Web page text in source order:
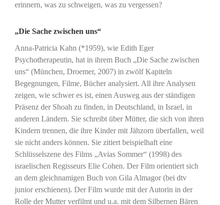
erinnern, was zu schweigen, was zu vergessen?
„Die Sache zwischen uns“
Anna-Patricia Kahn (*1959), wie Edith Eger
Psychotherapeutin, hat in ihrem Buch „Die Sache zwischen
uns“ (München, Droemer, 2007) in zwölf Kapiteln
Begegnungen, Filme, Bücher analysiert. All ihre Analysen
zeigen, wie schwer es ist, einen Ausweg aus der ständigen
Präsenz der Shoah zu finden, in Deutschland, in Israel, in
anderen Ländern. Sie schreibt über Mütter, die sich von ihren
Kindern trennen, die ihre Kinder mit Jähzorn überfallen, weil
sie nicht anders können. Sie zitiert beispielhaft eine
Schlüsselszene des Films „Avias Sommer“ (1998) des
israelischen Regisseurs Elie Cohen. Der Film orientiert sich
an dem gleichnamigen Buch von Gila Almagor (bei dtv
junior erschienen). Der Film wurde mit der Autorin in der
Rolle der Mutter verfilmt und u.a. mit dem Silbernen Bären